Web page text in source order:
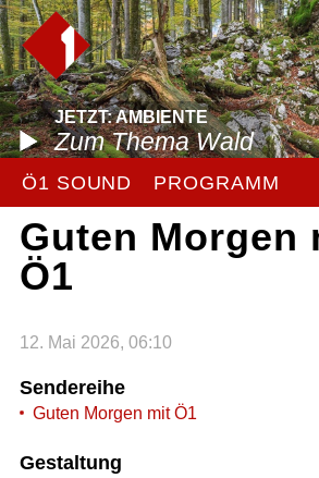
JETZT: AMBIENTE
Zum Thema Wald
Ö1 SOUND PROGRAMM
Guten Morgen
Ö1
12. Mai 2026, 06:10
Sendereihe
Guten Morgen mit Ö1
Gestaltung